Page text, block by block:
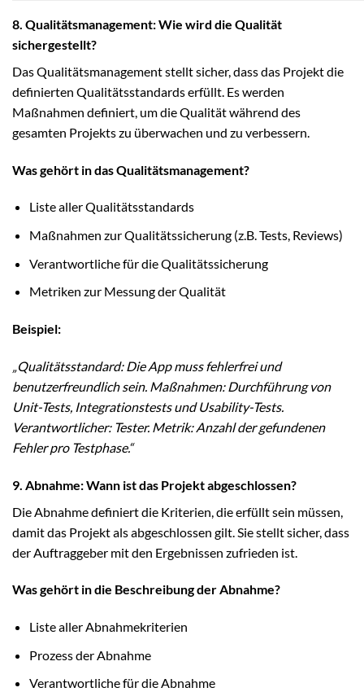
8. Qualitätsmanagement: Wie wird die Qualität
sichergestellt?
Das Qualitätsmanagement stellt sicher, dass das Projekt die
definierten Qualitätsstandards erfüllt. Es werden
Maßnahmen definiert, um die Qualität während des
gesamten Projekts zu überwachen und zu verbessern.
Was gehört in das Qualitätsmanagement?
Liste aller Qualitätsstandards
Maßnahmen zur Qualitätssicherung (z.B. Tests, Reviews)
Verantwortliche für die Qualitätssicherung
Metriken zur Messung der Qualität
Beispiel:
„Qualitätsstandard: Die App muss fehlerfrei und
benutzerfreundlich sein. Maßnahmen: Durchführung von
Unit-Tests, Integrationstests und Usability-Tests.
Verantwortlicher: Tester. Metrik: Anzahl der gefundenen
Fehler pro Testphase.“
9. Abnahme: Wann ist das Projekt abgeschlossen?
Die Abnahme definiert die Kriterien, die erfüllt sein müssen,
damit das Projekt als abgeschlossen gilt. Sie stellt sicher, dass
der Auftraggeber mit den Ergebnissen zufrieden ist.
Was gehört in die Beschreibung der Abnahme?
Liste aller Abnahmekriterien
Prozess der Abnahme
Verantwortliche für die Abnahme